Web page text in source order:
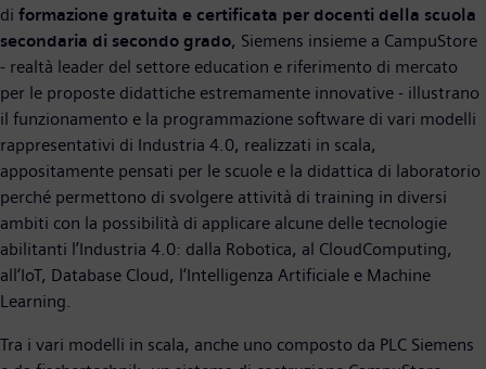
di formazione gratuita e certificata per docenti della scuola
secondaria di secondo grado, Siemens insieme a CampuStore
- realtà leader del settore education e riferimento di mercato
per le proposte didattiche estremamente innovative - illustrano
il funzionamento e la programmazione software di vari modelli
rappresentativi di Industria 4.0, realizzati in scala,
appositamente pensati per le scuole e la didattica di laboratorio
perché permettono di svolgere attività di training in diversi
ambiti con la possibilità di applicare alcune delle tecnologie
abilitanti l’Industria 4.0: dalla Robotica, al CloudComputing,
all‘IoT, Database Cloud, l‘Intelligenza Artificiale e Machine
Learning.
Tra i vari modelli in scala, anche uno composto da PLC Siemens